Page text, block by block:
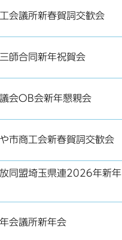
会議所新春賀詞交歓会
師合同新年祝賀会
会OB会新年懇親会
市商工会新春賀詞交歓会
同盟埼玉県連2026年新年
会議所新年会